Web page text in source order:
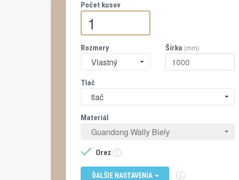
Počet kusov
Rozmery
Vlastný
Šírka (mm)
Tlač
tlač
Materiál
Guandong Wally Biely
Orez
ĎALŠIE NASTAVENIA